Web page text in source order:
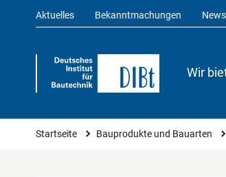
Aktuelles Bekanntmachungen
Wir
Sie sind hier
Startseite Bauprodukte und Bauarten